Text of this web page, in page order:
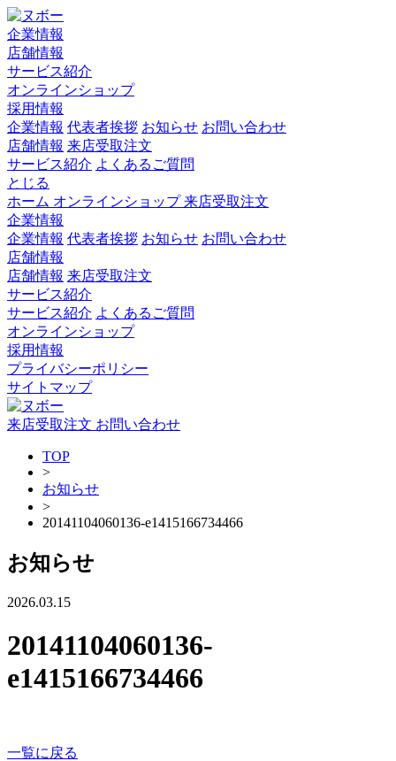
企業情報
店舗情報
サービス紹介
オンラインショップ
採用情報
企業情報 代表者挨拶 お知らせ お問い合わせ
店舗情報 来店受取注文
サービス紹介 よくあるご質問
とじる
ホーム オンラインショップ来店受取注文
企業情報
企業情報 代表者挨拶 お知らせ お問い合わせ
店舗情報
店舗情報 来店受取注文
サービス紹介
サービス紹介 よくあるご質問
オンラインショップ
採用情報
プライバシーポリシー
サイトマップ
来店受取注文 お問い合わせ
TOP
>
お知らせ
>
20141104060136-e1415166734466
お知らせ
2026.03.15
20141104060136-
e1415166734466
一覧に戻る